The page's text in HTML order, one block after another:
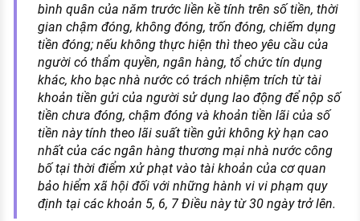
bình quân của năm trước liền kề tính trên số tiền, thời
gian chậm đóng, không đóng, trốn đóng, chiếm dụng
tiền đóng; nếu không thực hiện thì theo yêu cầu của
người có thẩm quyền, ngân hàng, tổ chức tín dụng
khác, kho bạc nhà nước có trách nhiệm trích từ tài
khoản tiền gửi của người sử dụng lao động để nộp số
tiền chưa đóng, chậm đóng và khoản tiền lãi của số
tiền này tính theo lãi suất tiền gửi không kỳ hạn cao
nhất của các ngân hàng thương mại nhà nước công
bố tại thời điểm xử phạt vào tài khoản của cơ quan
bảo hiểm xã hội đối với những hành vi vi phạm quy
định tại các khoản 5, 6, 7 Điều này từ 30 ngày trở lên.